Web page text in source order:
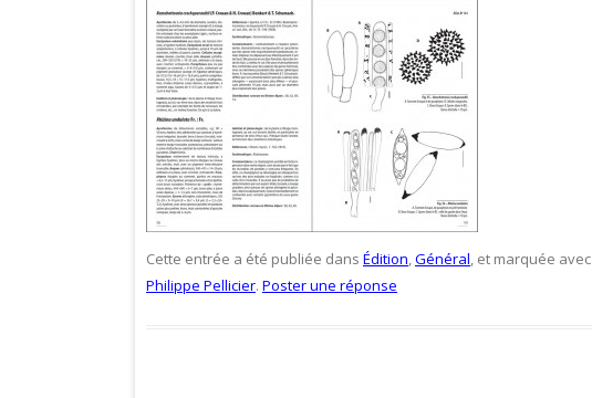
Cette entrée a été publiée dans Édition,Général, et marquée avec
Philippe Pellicier. Poster une réponse